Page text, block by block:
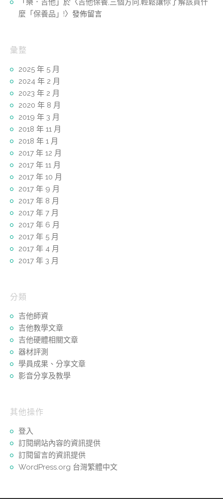
「 樂．吉他 」於〈吉他保養,三個方向,輕鬆讓你了解該買什
麼「保養品」!〉發佈留言
彙整
2025 年 5 月
2024 年 2 月
2023 年 2 月
2020 年 8 月
2019 年 3 月
2018 年 11 月
2018 年 1 月
2017 年 12 月
2017 年 11 月
2017 年 10 月
2017 年 9 月
2017 年 8 月
2017 年 7 月
2017 年 6 月
2017 年 5 月
2017 年 4 月
2017 年 3 月
分類
吉他師資
吉他教學文章
吉他硬體相關文章
器材評測
學員成果、分享文章
影音分享及教學
其他操作
登入
訂閱網站內容的資訊提供
訂閱留言的資訊提供
WordPress.org 台灣繁體中文